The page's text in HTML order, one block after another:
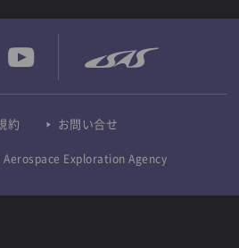
約 お問い合せ
Exploration Agency